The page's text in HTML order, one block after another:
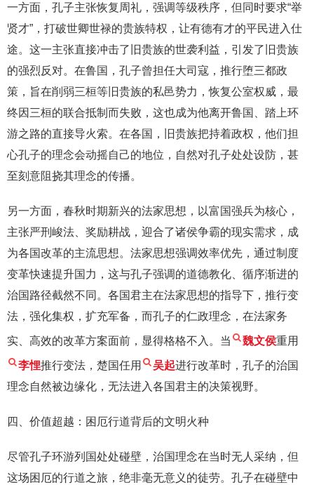
一方面，孔子主张恢复周礼，强调等级秩序，但同时要求“举
贤才”，打破世卿世禄的贵族特权，让有德有才的平民进入仕
途。这一主张直接冲击了旧贵族的世袭利益，引发了旧贵族
的强烈反对。在鲁国，孔子曾担任大司寇，推行堕三都政
策，旨在削弱三桓等旧贵族的私邑势力，恢复公室权威，最
终因三桓的联合抵制而失败，这也成为他离开鲁国、踏上环
游之路的直接导火索。在各国，旧贵族把持着政权，他们担
心孔子的理念会动摇自己的地位，自然对孔子处处设防，甚
至刻意阻挠其理念的传播。
另一方面，春秋时期新兴的法家思想，以富国强兵为核心，
主张严刑峻法、奖励耕战，迎合了诸侯争霸的现实需求，成
为各国改革的主流思想。法家思想强调效率优先，通过制度
变革快速提升国力，这与孔子强调的道德教化、循序渐进的
治国路径截然不同。各国君主在法家思想的指导下，推行变
法，强化集权，扩充军备，而孔子的仁政理念，在法家务
实、高效的改革方案面前，显得格格不入。当 魏文侯重用
李悝推行变法，楚国任用 吴起进行改革时，孔子的治国
理念自然被边缘化，无法进入各国君主的决策视野。
四、价值超越：困厄行道背后的文明火种
尽管孔子环游列国处处碰壁，治国理念在当时无人采纳，但
这场困厄的行道之旅，绝非毫无意义的徒劳。孔子在碰壁中